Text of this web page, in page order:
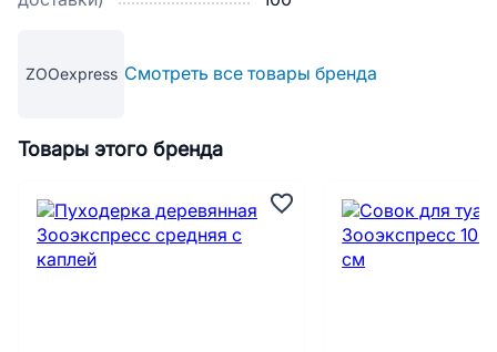
ZOOexpress Смотреть все товары бренда
Товары этого бренда